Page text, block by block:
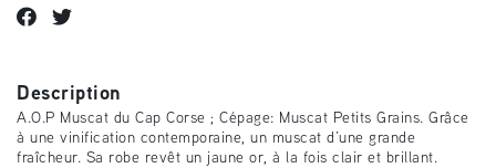
Description
A.O.P Muscat du Cap Corse ; Cépage: Muscat Petits Grains. Grâce
à une vinification contemporaine, un muscat d’une grande
fraîcheur. Sa robe revêt un jaune or, à la fois clair et brillant.